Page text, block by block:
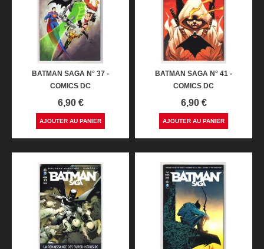
BATMAN SAGA N° 37 -
COMICS DC
Prix
6,90 €
AJOUTER AU PANIER
BATMAN SAGA N° 41 -
COMICS DC
Prix
6,90 €
AJOUTER AU PANIER